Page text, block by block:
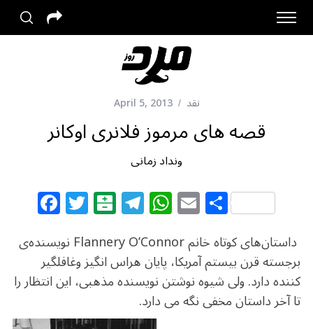
نقد April 5, 2013
قصه های مرموز فلانری اوکانر
ونداد زمانی
F
a
c
e
b
o
T
w
itt
e
r
B
al
at
ar
in
T
el
e
g
ra
m
W
h
at
s
A
p
E
m
ai
l
S
h
ar
e
داستان‌های کوتاه خانم Flannery O’Connor نویسنده‌ی
برجسته قرن بیستم آمریکا، پایان هراس انگیز وغافلگیر
کننده دارد. ولی شیوه نوشتن نویسنده مذهبی، این انتظار را
تا آخر داستان مخفی نگه می دارد.